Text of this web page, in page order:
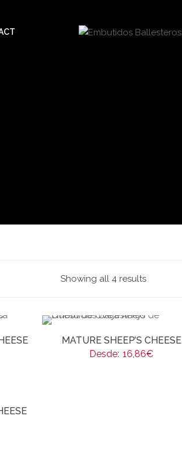
Showing all 4 results
MATURE SHEEP’S CHEESE
Desde: 16,86€